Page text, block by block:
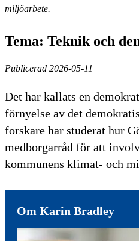
miljöarbete.
Tema: Teknik och
Publicerad 2026-05-11
Det har kallats en
förnyelse av det
forskare har studerat hur
medborgarråd för att
kommunens klimat- och
Om Karin Bradley